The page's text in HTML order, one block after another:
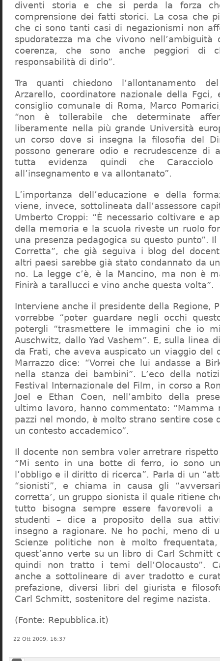
diventi storia e che si perda la forza
comprensione dei fatti storici. La cosa che
che ci sono tanti casi di negazionismi non
spudoratezza ma che vivono nell’ambiguità
coerenza, che sono anche peggiori di
responsabilità di dirlo”.
Tra quanti chiedono l’allontanamento
Arzarello, coordinatore nazionale della
consiglio comunale di Roma, Marco
“non è tollerabile che determinate
liberamente nella più grande Università
un corso dove si insegna la filosofia del
possono generare odio e recrudescenze di
tutta evidenza quindi che
all’insegnamento e va allontanato”.
L’importanza dell’educazione e della
viene, invece, sottolineata dall’assessore
Umberto Croppi: “È necessario coltivare e
della memoria e la scuola riveste un ruolo
una presenza pedagogica su questo punto”.
Corretta”, che già seguiva i blog del
altri paesi sarebbe già stato condannato da
no. La legge c’è, è la Mancino, ma non è
Finirà a tarallucci e vino anche questa volta”.
Interviene anche il presidente della Regione,
vorrebbe “poter guardare negli occhi
potergli “trasmettere le immagini che io
Auschwitz, dallo Yad Vashem”. E, sulla linea
da Frati, che aveva auspicato un viaggio del
Marrazzo dice: “Vorrei che lui andasse a
nella stanza dei bambini”. L’eco della
Festival Internazionale del Film, in corso a
Joel e Ethan Coen, nell’ambito della
ultimo lavoro, hanno commentato: “Mamma
pazzi nel mondo, è molto strano sentire cose
un contesto accademico”.
Il docente non sembra voler arretrare
“Mi sento in una botte di ferro, io sono
l’obbligo e il diritto di ricerca”. Parla di un
“sionisti”, e chiama in causa gli
corretta’, un gruppo sionista il quale ritiene
tutto bisogna sempre essere favorevoli a
studenti – dice a proposito della sua
insegno a ragionare. Ne ho pochi, meno di
Scienze politiche non è molto
quest’anno verte su un libro di Carl Schmitt
quindi non tratto i temi dell’Olocausto”.
anche a sottolineare di aver tradotto e
prefazione, diversi libri del giurista e
Carl Schmitt, sostenitore del regime nazista.
(Fonte: Repubblica.it)
22 Ott 2009, 16:37